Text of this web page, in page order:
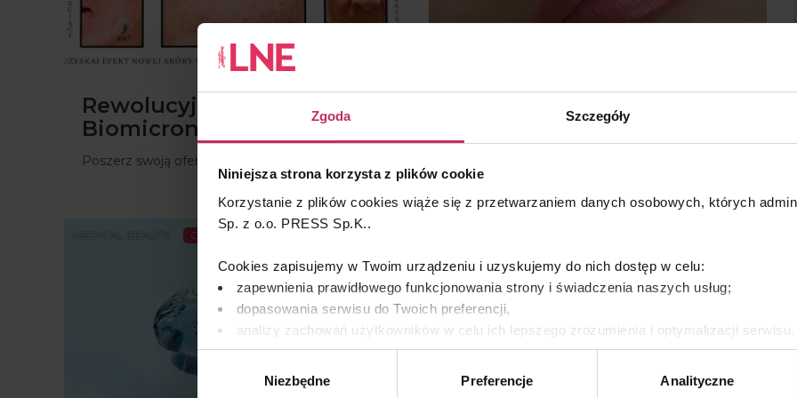
Zgoda Szczegóły
Niniejsza strona korzysta z plików cookie
Korzystanie z plików cookies wiąże się z przetwarzaniem danych osobowych, których
Sp. z o.o. PRESS Sp.K..
Cookies zapisujemy w Twoim urządzeniu i uzyskujemy do nich dostęp w celu:
zapewnienia prawidłowego funkcjonowania strony i świadczenia naszych usług;
dopasowania serwisu do Twoich preferencji,
analizy zachowań użytkowników w celu ich lepszego zrozumienia i optymalizacji serwisu.
remarketingowym, czyli wyświetlania Ci naszych reklam na innych stronach.
Niezbędne Preferencje Analityczne
Rewolucyjne efekty SQT
Biomicroneedling
Poszerz swoją ofertę zabiegową
Klucz do młodości
najpiękniejszym elementem twarzy
MEDICAL BEAUTY CAŁY ARTYKUŁ